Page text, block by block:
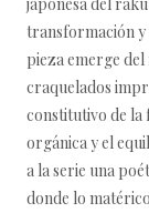
transformación y
pieza emerge
craquelados
constitutivo de
orgánica y el
a la serie una
donde lo